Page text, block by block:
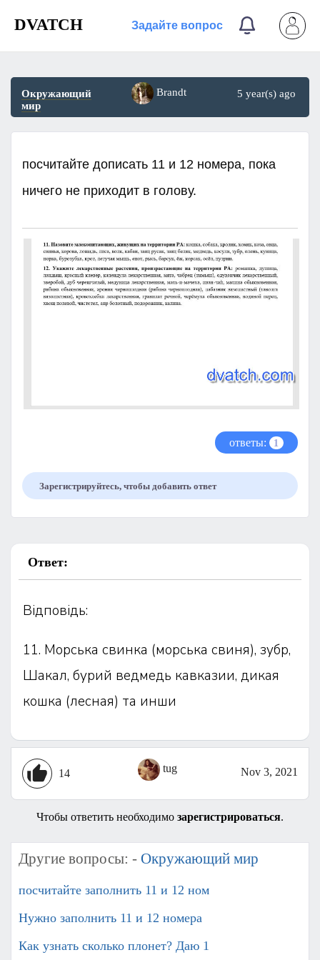
DVATCH Задайте вопрос
Окружающий
мир
Brandt 5 year(s) ago
посчитайте дописать 11 и 12 номера, пока
ничего не приходит в голову.
ответы: 1
Зарегистрируйтесь, чтобы добавить ответ
Ответ:
Відповідь:
11. Морська свинка (морська свиня), зубр,
Шакал, бурий ведмедь кавказии, дикая
кошка (лесная) та инши
14 tug Nov 3, 2021
Чтобы ответить необходимо зарегистрироваться.
Другие вопросы: - Окружающий мир
посчитайте заполнить 11 и 12 ном
Нужно заполнить 11 и 12 номера
Как узнать сколько плонет? Даю 1